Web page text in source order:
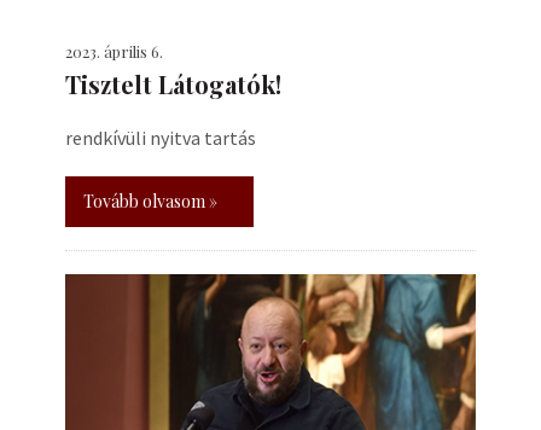
2023. április 6.
Tisztelt Látogatók!
rendkívüli nyitva tartás
Tovább olvasom »